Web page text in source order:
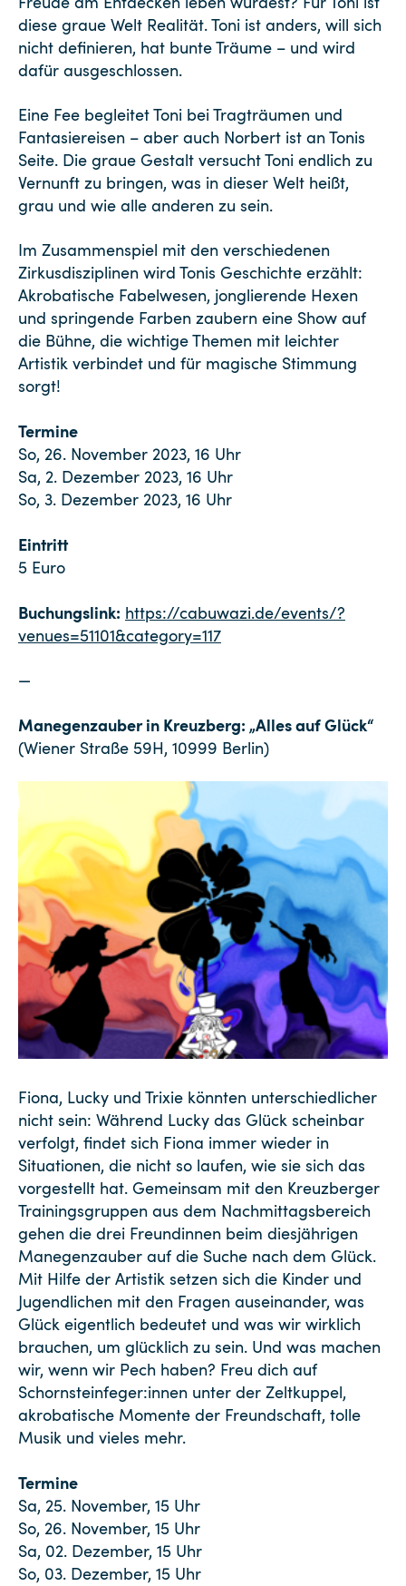
diese graue Welt Realität. Toni ist anders, will sich
nicht definieren, hat bunte Träume – und wird
dafür ausgeschlossen.
Eine Fee begleitet Toni bei Tragträumen und
Fantasiereisen – aber auch Norbert ist an Tonis
Seite. Die graue Gestalt versucht Toni endlich zu
Vernunft zu bringen, was in dieser Welt heißt,
grau und wie alle anderen zu sein.
Im Zusammenspiel mit den verschiedenen
Zirkusdisziplinen wird Tonis Geschichte erzählt:
Akrobatische Fabelwesen, jonglierende Hexen
und springende Farben zaubern eine Show auf
die Bühne, die wichtige Themen mit leichter
Artistik verbindet und für magische Stimmung
sorgt!
Termine
So, 26. November 2023, 16 Uhr
Sa, 2. Dezember 2023, 16 Uhr
So, 3. Dezember 2023, 16 Uhr
Eintritt
5 Euro
Buchungslink: https://cabuwazi.de/events/?
venues=51101&category=117
—
Manegenzauber in Kreuzberg: „Alles auf Glück“
(Wiener Straße 59H, 10999 Berlin)
Fiona, Lucky und Trixie könnten unterschiedlicher
nicht sein: Während Lucky das Glück scheinbar
verfolgt, findet sich Fiona immer wieder in
Situationen, die nicht so laufen, wie sie sich das
vorgestellt hat. Gemeinsam mit den Kreuzberger
Trainingsgruppen aus dem Nachmittagsbereich
gehen die drei Freundinnen beim diesjährigen
Manegenzauber auf die Suche nach dem Glück.
Mit Hilfe der Artistik setzen sich die Kinder und
Jugendlichen mit den Fragen auseinander, was
Glück eigentlich bedeutet und was wir wirklich
brauchen, um glücklich zu sein. Und was machen
wir, wenn wir Pech haben? Freu dich auf
Schornsteinfeger:innen unter der Zeltkuppel,
akrobatische Momente der Freundschaft, tolle
Musik und vieles mehr.
Termine
Sa, 25. November, 15 Uhr
So, 26. November, 15 Uhr
Sa, 02. Dezember, 15 Uhr
So, 03. Dezember, 15 Uhr